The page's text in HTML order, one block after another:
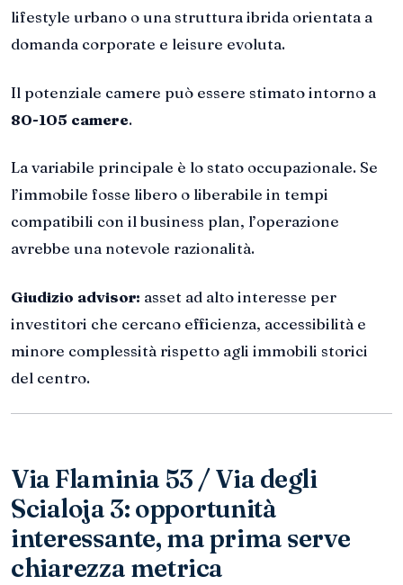
lifestyle urbano o una struttura ibrida orientata a
domanda corporate e leisure evoluta.
Il potenziale camere può essere stimato intorno a
80-105 camere.
La variabile principale è lo stato occupazionale. Se
l’immobile fosse libero o liberabile in tempi
compatibili con il business plan, l’operazione
avrebbe una notevole razionalità.
Giudizio advisor: asset ad alto interesse per
investitori che cercano efficienza, accessibilità e
minore complessità rispetto agli immobili storici
del centro.
Via Flaminia 53 / Via degli
Scialoja 3: opportunità
interessante, ma prima serve
chiarezza metrica